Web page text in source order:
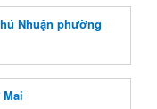
Nhuận phường